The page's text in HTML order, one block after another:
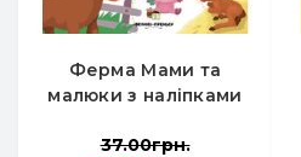
Ферма Мами та
малюки з наліпками
37.00грн.